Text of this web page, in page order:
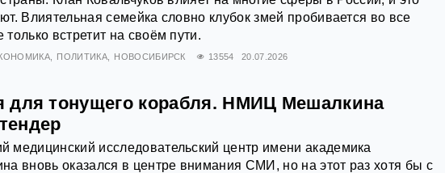
Влиятельная семейка словно клубок змей пробивается во все
встретит на своём пути.
ПОЛИТИКА НОВОСИБИРСК 13554 20.07.2026
для тонущего корабля. НМИЦ Мешалкина
медицинский исследовательский центр имени академика
вновь оказался в центре внимания СМИ, но на этот раз хотя бы с